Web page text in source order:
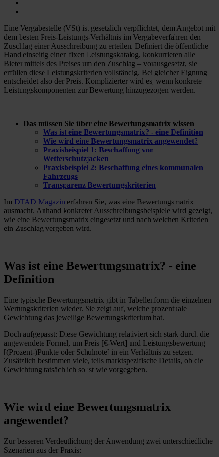
Eine Vergabestelle (VSt) ist gesetzlich verpflichtet, dem Angebot mit
dem besten Preis-Leistungs-Verhältnis im Vergabeverfahren den
Zuschlag einer Ausschreibung zu erteilen. Definiert die öffentliche
Hand einseitig einen fixen Leistungskatalog, konkurrieren alle
Bieter mittels des Preises um den Zuschlag – vorausgesetzt, sie
erfüllen diese Leistungskriterien vollständig. Bei gleicher Eignung
entscheidet also der Preis. Komplizierter wird es, wenn konkrete
Leistungskomponenten zur Bewertung hinzugezogen werden.
Das müssen Sie über eine Bewertungsmatrix wissen
Was ist eine Bewertungsmatrix? - eine Definition
Wie wird eine Bewertungsmatrix angewendet?
Praxisbeispiel 1: Beschaffung von
Wetterschutzjacken
Praxisbeispiel 2: Beschaffung eines kommunalen
Fahrzeugs
Transparenz Bewertungskriterien
Im DTAD Magazin erfahren Sie, was eine Bewertungsmatrix
ausmacht. Anhand konkreter Ausschreibungsbeispiele wird gezeigt,
wie eine Bewertungsmatrix eingesetzt und nach welchen Kriterien
ein Zuschlag vergeben wird.
Was ist eine Bewertungsmatrix? - eine
Definition
Eine typische Bewertungsmatrix gibt in Tabellenform die einzelnen
Wertungskriterien wieder. Sie zeigt auf, welche prozentuale
Gewichtung das jeweilige Bewertungskriterium hat.
Doch aufgepasst: Diese Gewichtung relativiert sich stark durch die
angewendete Formel, um Preis [€-Wert] und Leistungsbewertung
[(Prozent-)Punkte oder Schulnote] in ein Verhältnis zu setzen.
Zusätzlich bestimmen viele, teils marktspezifische Details, ob die
Gewichtung tatsächlich so ist wie vorgegeben.
Wie wird eine Bewertungsmatrix
angewendet?
Zur besseren Verdeutlichung der Anwendung zwei unterschiedliche
Szenarien aus der Praxis: